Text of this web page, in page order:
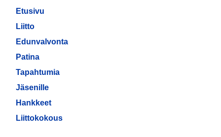
Etusivu
Liitto
Edunvalvonta
Patina
Tapahtumia
Jäsenille
Hankkeet
Liittokokous